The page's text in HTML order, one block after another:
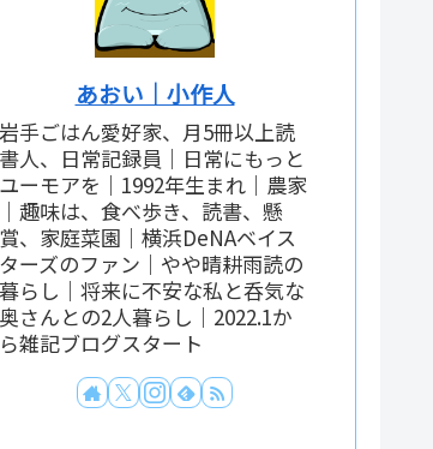
あおい｜小作人
岩手ごはん愛好家、月5冊以上読
書人、日常記録員｜日常にもっと
ユーモアを｜1992年生まれ｜農家
｜趣味は、食べ歩き、読書、懸
賞、家庭菜園｜横浜DeNAベイス
ターズのファン｜やや晴耕雨読の
暮らし｜将来に不安な私と呑気な
奥さんとの2人暮らし｜2022.1か
ら雑記ブログスタート